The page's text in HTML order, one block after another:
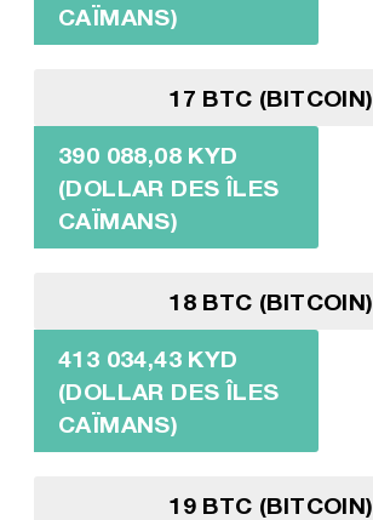
CAÏMANS)
17 BTC (BITCOIN)
390 088,08 KYD
(DOLLAR DES ÎLES
CAÏMANS)
18 BTC (BITCOIN)
413 034,43 KYD
(DOLLAR DES ÎLES
CAÏMANS)
19 BTC (BITCOIN)